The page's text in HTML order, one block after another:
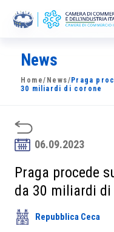
La Camera
News
Sviluppo Mercato
Soci
Partner
Progetti
News
Home/ News/ Praga
30 miliardi di corone
06.09.2023
Praga procede
da 30 miliardi di
Repubblica Ceca